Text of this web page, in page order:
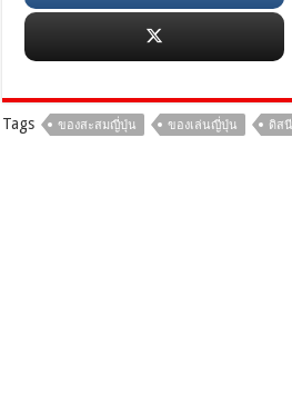
Tags ของสะสมญี่ปุ่น ของเล่นญี่ปุ่น ดิส